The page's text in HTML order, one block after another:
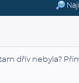
dřív nebyla?